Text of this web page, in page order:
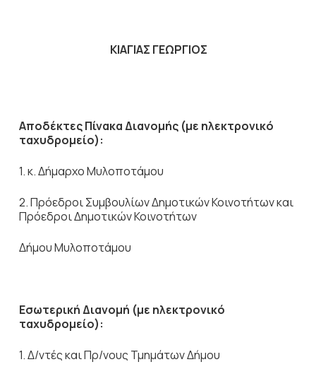
ΚΙΑΓΙΑΣ ΓΕΩΡΓΙΟΣ
Αποδέκτες Πίνακα Διανομής (με ηλεκτρονικό
ταχυδρομείο):
1. κ. Δήμαρχο Μυλοποτάμου
2. Πρόεδροι Συμβουλίων Δημοτικών Κοινοτήτων και
Πρόεδροι Δημοτικών Κοινοτήτων
Δήμου Μυλοποτάμου
Εσωτερική Διανομή (με ηλεκτρονικό
ταχυδρομείο):
1. Δ/ντές και Πρ/νους Τμημάτων Δήμου